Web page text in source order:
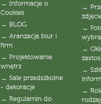
→ Informacje o
Cookies
→ BLOG
→ Aranżacja biur i
firm
→ Projektowanie
wnętrz
→ Sale przedszkolne
- dekoracje
→ Regulamin do
→
→
→
→
→